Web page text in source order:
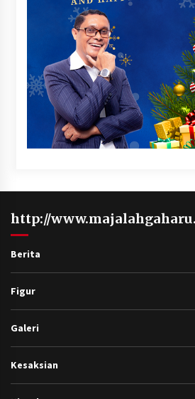
http://
Berita
Figur
Galeri
Kesaksian